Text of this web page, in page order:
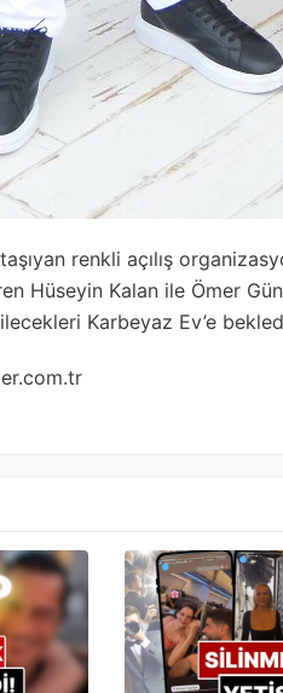
taşıyan renkli açılış
Hüseyin Kalan ile Ömer
Karbeyaz Ev’e